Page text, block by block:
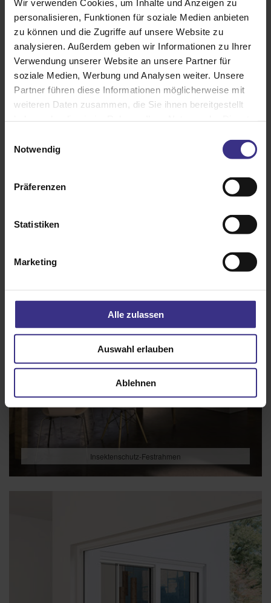
Wir verwenden Cookies, um Inhalte und Anzeigen zu
personalisieren, Funktionen für soziale Medien anbieten
zu können und die Zugriffe auf unsere Website zu
analysieren. Außerdem geben wir Informationen zu Ihrer
Verwendung unserer Website an unsere Partner für
soziale Medien, Werbung und Analysen weiter. Unsere
Partner führen diese Informationen möglicherweise mit
weiteren Daten zusammen, die Sie ihnen bereitgestellt
Notwendig
Präferenzen
Statistiken
Marketing
Alle zulassen
Auswahl erlauben
Ablehnen
Insektenschutz-Festrahmen